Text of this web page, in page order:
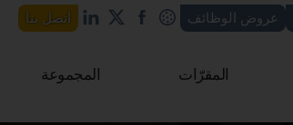
عروض الوظائف اتصل بنا
المقرّات المجموعة